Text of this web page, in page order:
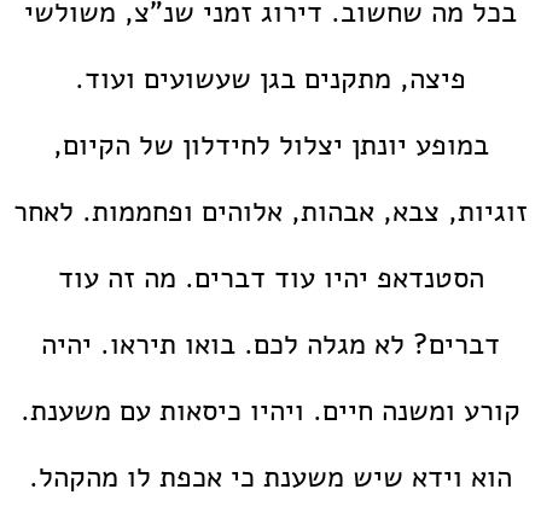
בכל מה שחשוב. דירוג זמני שנ"צ, משולשי
פיצה, מתקנים בגן שעשועים ועוד.
במופע יונתן יצלול לחידלון של הקיום,
זוגיות, צבא, אבהות, אלוהים ופחממות. לאחר
הסטנדאפ יהיו עוד דברים. מה זה עוד
דברים? לא מגלה לכם. בואו תיראו. יהיה
קורע ומשנה חיים. ויהיו כיסאות עם משענת.
הוא וידא שיש משענת כי אכפת לו מהקהל.